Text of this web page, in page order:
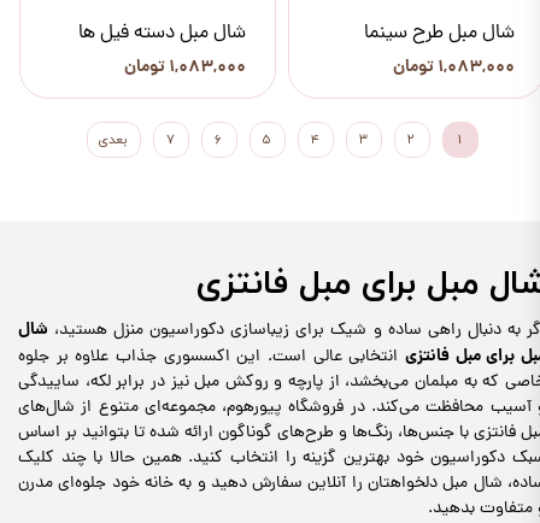
شال مبل طرح سینما
۱,۰۸۳,۰۰۰ تومان
شال مبل دسته فیل ها
۱,۰۸۳,۰۰۰ تومان
۱ ۲ ۳ ۴ ۵ ۶ ۷ بعدی
مبل برای مبل فانتزی
به دنبال راهی ساده و شیک برای زیباسازی دکوراسیون منزل هستید، شال
برای مبل فانتزی انتخابی عالی است. این اکسسوری جذاب علاوه بر جلوه
که به مبلمان می‌بخشد، از پارچه و روکش مبل نیز در برابر لکه، ساییدگی
آسیب محافظت می‌کند. در فروشگاه پیورهوم، مجموعه‌ای متنوع از شال‌های
فانتزی با جنس‌ها، رنگ‌ها و طرح‌های گوناگون ارائه شده تا بتوانید بر اساس
دکوراسیون خود بهترین گزینه را انتخاب کنید. همین حالا با چند کلیک
شال مبل دلخواهتان را آنلاین سفارش دهید و به خانه خود جلوه‌ای مدرن
متفاوت بدهید.